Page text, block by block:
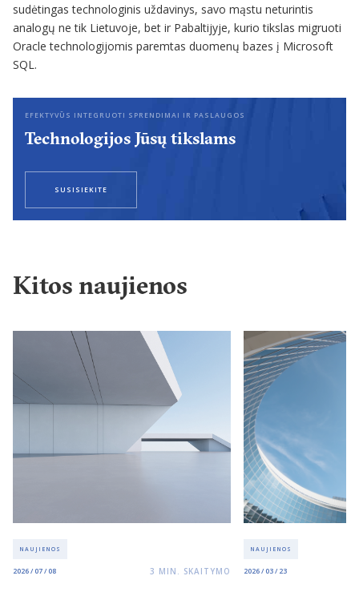
sudėtingas technologinis uždavinys, savo mąstu neturintis
analogų ne tik Lietuvoje, bet ir Pabaltijyje, kurio tikslas migruoti
Oracle technologijomis paremtas duomenų bazes į Microsoft
SQL.
EFEKTYVŪS INTEGRUOTI SPRENDIMAI IR PASLAUGOS
Technologijos Jūsų tikslams
SUSISIEKITE
Kitos naujienos
NAUJIENOS
2026 / 07 / 08 3 MIN. SKAITYMO
NAUJIENOS
2026 / 03 / 23